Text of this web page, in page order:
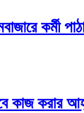
কর্মী
কাজ করার